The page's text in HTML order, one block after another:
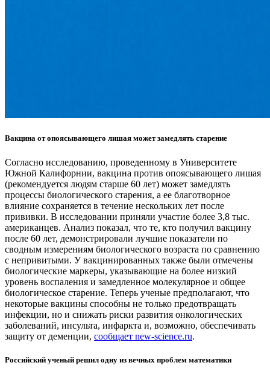
Вакцина от опоясывающего лишая может замедлять старение
Согласно исследованию, проведенному в Университете
Южной Калифорнии, вакцина против опоясывающего лишая
(рекомендуется людям старше 60 лет) может замедлять
процессы биологического старения, а ее благотворное
влияние сохраняется в течение нескольких лет после
прививки. В исследовании приняли участие более 3,8 тыс.
американцев. Анализ показал, что те, кто получил вакцину
после 60 лет, демонстрировали лучшие показатели по
сводным измерениям биологического возраста по сравнению
с непривитыми. У вакцинированных также были отмечены
биологические маркеры, указывающие на более низкий
уровень воспаления и замедленное молекулярное и общее
биологическое старение. Теперь ученые предполагают, что
некоторые вакцины способны не только предотвращать
инфекции, но и снижать риски развития онкологических
заболеваний, инсульта, инфаркта и, возможно, обеспечивать
защиту от деменции, сообщает new-science.ru.
Российский ученый решил одну из вечных проблем математики